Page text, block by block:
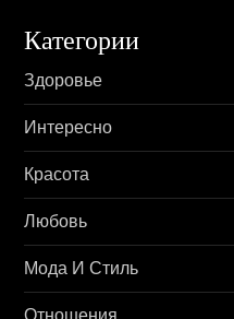
Категории
Здоровье
Интересно
Красота
Любовь
Мода И Стиль